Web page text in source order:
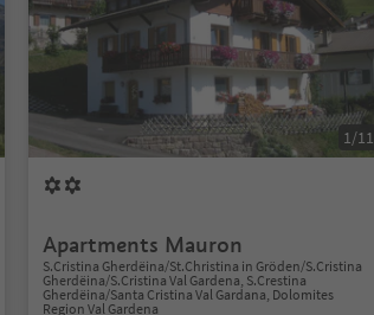
1/11
Apartments Mauron
S.Cristina Gherdëina/St.Christina in Gröden/S.Cristina
Gherdëina/S.Cristina Val Gardena, S.Crestina
Gherdëina/Santa Cristina Val Gardana, Dolomites
Region Val Gardena